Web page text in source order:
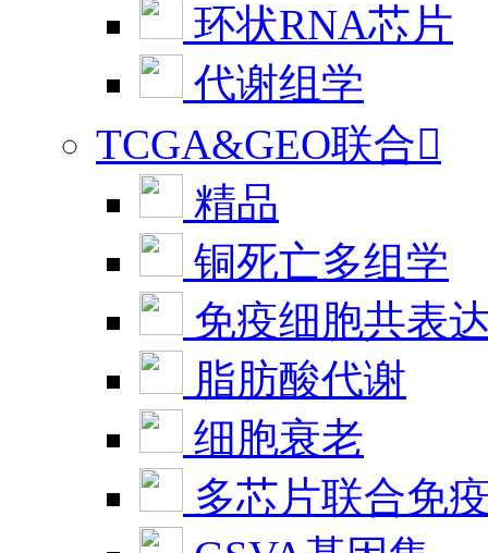
环状RNA芯片
代谢组学
TCGA&GEO联合
精品
铜死亡多组学
免疫细胞共表
脂肪酸代谢
细胞衰老
多芯片联合免